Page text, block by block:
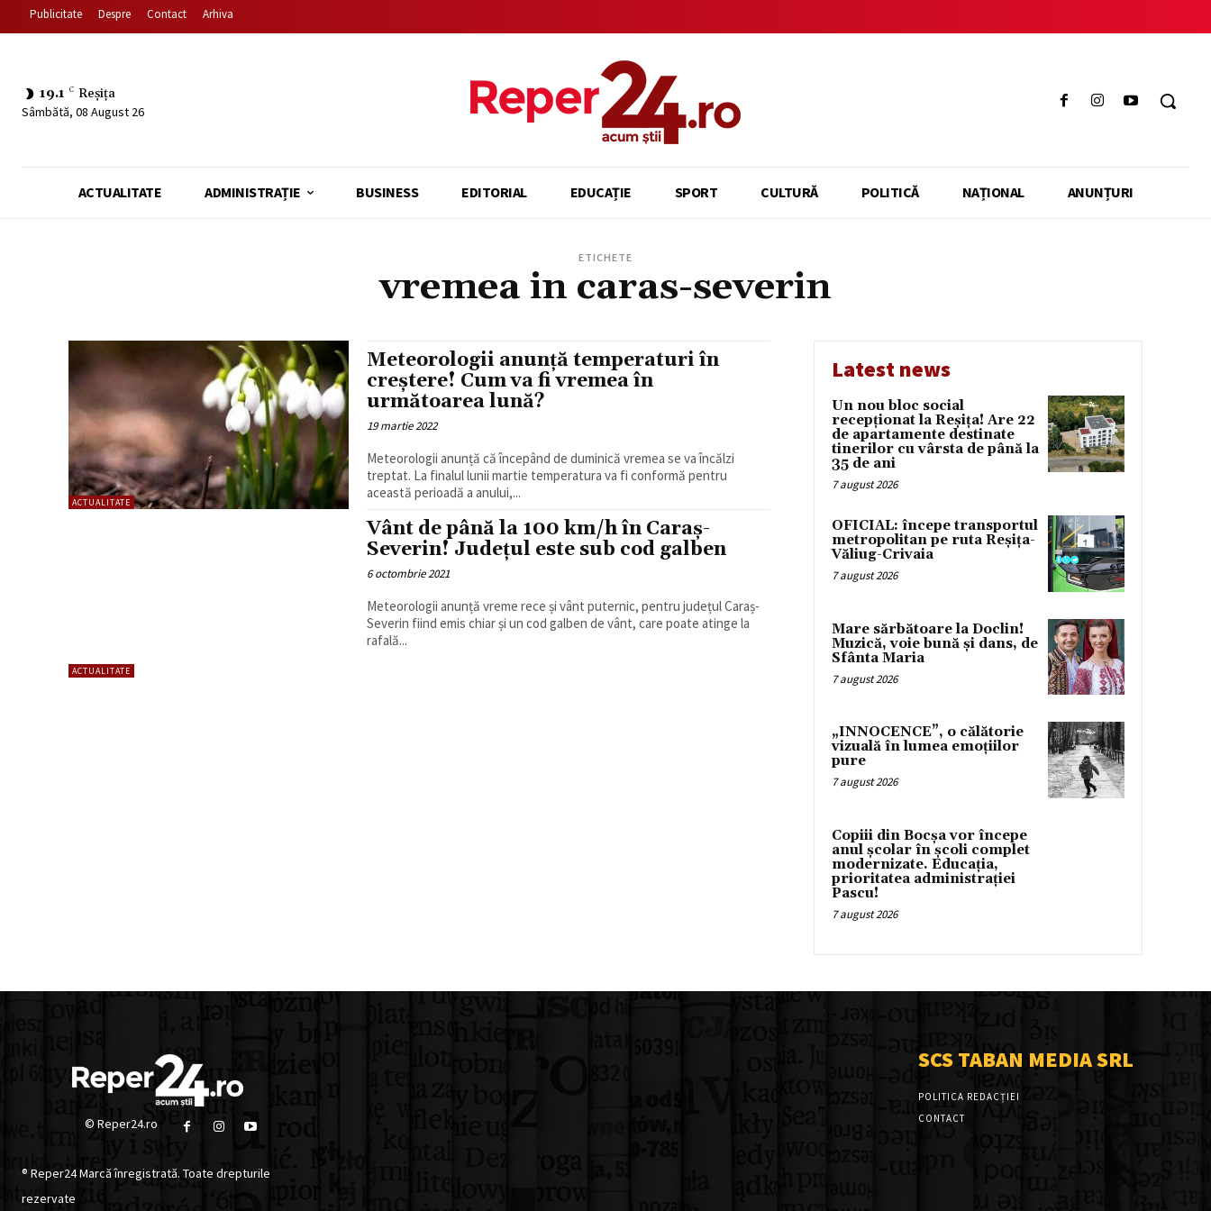
Publicitate Despre Contact Arhiva
19.1 C Reșița
Sâmbătă, 08 August 26
ACTUALITATE ADMINISTRAȚIE BUSINESS EDITORIAL EDUCAȚIE SPORT CULTURĂ POLITICĂ NAȚIONAL ANUNȚURI
ETICHETE
vremea in caras-severin
ACTUALITATE
Meteorologii anunță temperaturi în
creștere! Cum va fi vremea în
următoarea lună?
19 martie 2022
Meteorologii anunță că începând de duminică vremea se va încălzi
treptat. La finalul lunii martie temperatura va fi conformă pentru
această perioadă a anului,...
ACTUALITATE
Vânt de până la 100 km/h în Caraș-
Severin! Județul este sub cod galben
6 octombrie 2021
Meteorologii anunță vreme rece și vânt puternic, pentru județul Caraș-
Severin fiind emis chiar și un cod galben de vânt, care poate atinge la
rafală...
Latest news
Un nou bloc social
recepționat la Reșița! Are 22
de apartamente destinate
tinerilor cu vârsta de până la
35 de ani
7 august 2026
OFICIAL: începe transportul
metropolitan pe ruta Reșița-
Văliug-Crivaia
7 august 2026
Mare sărbătoare la Doclin!
Muzică, voie bună și dans, de
Sfânta Maria
7 august 2026
„INNOCENCE”, o călătorie
vizuală în lumea emoțiilor
pure
7 august 2026
Copiii din Bocșa vor începe
anul școlar în școli complet
modernizate. Educația,
prioritatea administrației
Pascu!
7 august 2026
© Reper24.ro
® Reper24 Marcă înregistrată. Toate drepturile
rezervate
SCS TABAN MEDIA SRL
POLITICA REDACȚIEI
CONTACT